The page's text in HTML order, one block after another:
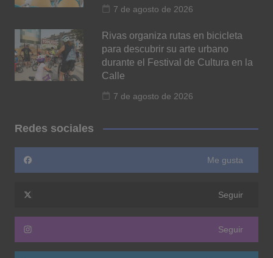
7 de agosto de 2026
Rivas organiza rutas en bicicleta
para descubrir su arte urbano
durante el Festival de Cultura en la
Calle
7 de agosto de 2026
Redes sociales
Me gusta
Seguir
Seguir